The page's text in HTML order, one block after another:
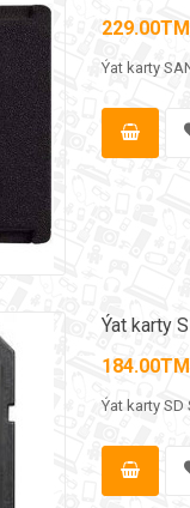
Ýat karty
Ýat karty
Ýat karty SD